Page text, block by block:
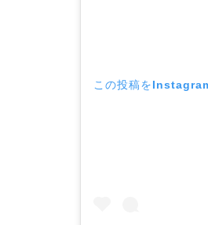
この投稿を